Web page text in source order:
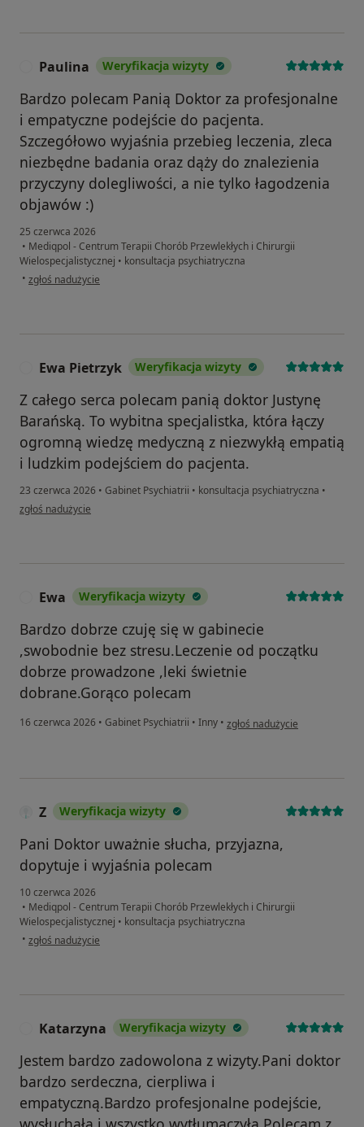
Paulina Weryfikacja wizyty
Bardzo polecam Panią Doktor za profesjonalne
i empatyczne podejście do pacjenta.
Szczegółowo wyjaśnia przebieg leczenia, zleca
niezbędne badania oraz dąży do znalezienia
przyczyny dolegliwości, a nie tylko łagodzenia
objawów :)
25 czerwca 2026
• Mediqpol - Centrum Terapii Chorób Przewlekłych i Chirurgii
Wielospecjalistycznej • konsultacja psychiatryczna
• w opinii użytkownika Paulina
zgłoś nadużycie
Ewa Pietrzyk Weryfikacja wizyty
​Z całego serca polecam panią doktor Justynę
Barańską. To wybitna specjalistka, która łączy
ogromną wiedzę medyczną z niezwykłą empatią
i ludzkim podejściem do pacjenta.
23 czerwca 2026 • Gabinet Psychiatrii • konsultacja psychiatryczna •
w opinii użytkownika Ewa Pietrzyk
zgłoś nadużycie
Ewa Weryfikacja wizyty
Bardzo dobrze czuję się w gabinecie
,swobodnie bez stresu.Leczenie od początku
dobrze prowadzone ,leki świetnie
dobrane.Gorąco polecam
16 czerwca 2026 • Gabinet Psychiatrii • Inny • w opinii użytkownika Ewa
zgłoś nadużycie
Z Weryfikacja wizyty
Pani Doktor uważnie słucha, przyjazna,
dopytuje i wyjaśnia polecam
10 czerwca 2026
• Mediqpol - Centrum Terapii Chorób Przewlekłych i Chirurgii
Wielospecjalistycznej • konsultacja psychiatryczna
• w opinii użytkownika Z
zgłoś nadużycie
Katarzyna Weryfikacja wizyty
Jestem bardzo zadowolona z wizyty.Pani doktor
bardzo serdeczna, cierpliwa i
empatyczną.Bardzo profesjonalne podejście,